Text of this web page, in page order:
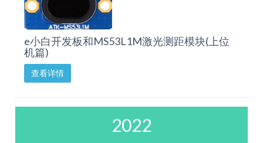
e小白开发板和MS53L1M激光测距模块(上位
机篇)
查看详情
2022